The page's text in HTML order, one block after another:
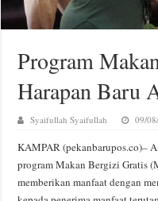
Program
Harapan Baru
Syaifullah Syaifullah 09/
KAMPAR (pekanbarupos.co)–
program Makan Bergizi Gratis
memberikan manfaat dengan